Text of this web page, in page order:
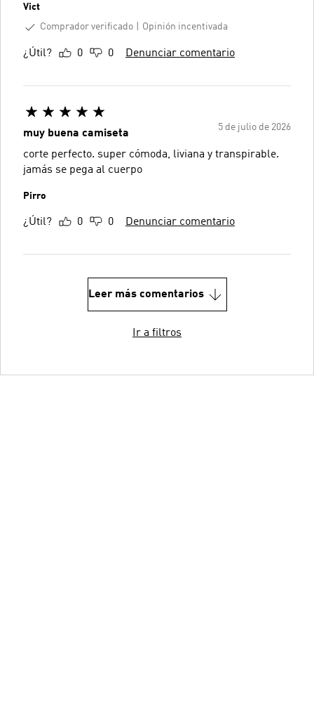
Vict
Comprador verificado
Opinión incentivada
¿Útil? 0 0 Denunciar comentario
5 de julio de 2026
muy buena camiseta
corte perfecto. super cómoda, liviana y transpirable.
jamás se pega al cuerpo
Pirro
¿Útil? 0 0 Denunciar comentario
Leer más comentarios
Ir a filtros